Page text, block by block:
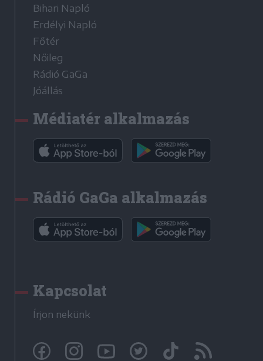
Bihari Napló
Erdélyi Napló
Főtér
Nőileg
Rádió GaGa
Jóállás
Médiatér alkalmazás
Rádió GaGa alkalmazás
Kapcsolat
Írjon nekünk